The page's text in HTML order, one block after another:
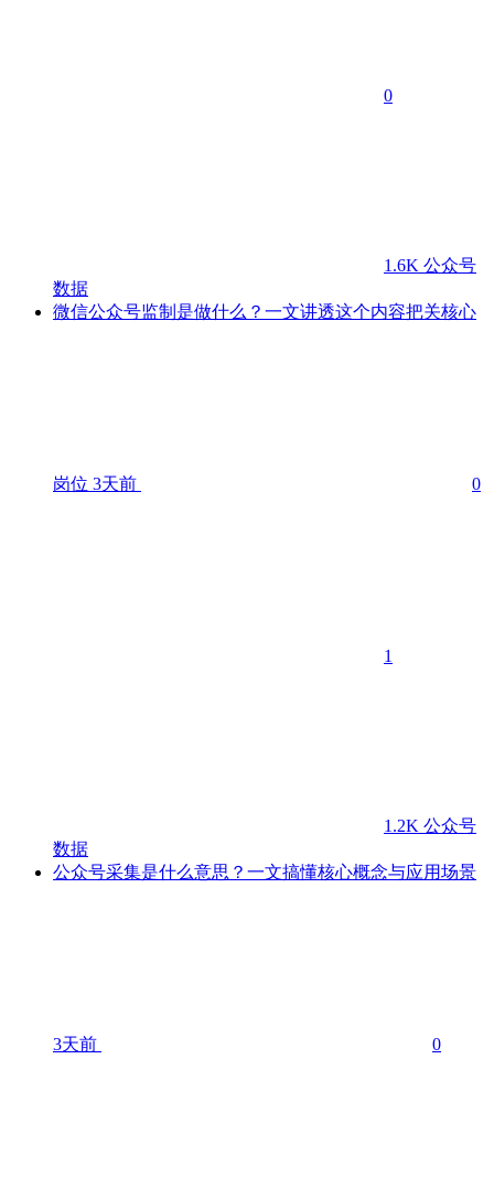
0
1.6K 公众号
数据
微信公众号监制是做什么？一文讲透这个内容把关核心
岗位 3天前 0
1
1.2K 公众号
数据
公众号采集是什么意思？一文搞懂核心概念与应用场景
3天前 0